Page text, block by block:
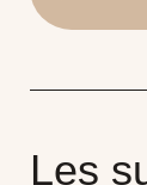
Les